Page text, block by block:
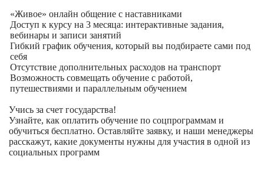
«Живое» онлайн общение с наставниками
Доступ к курсу на 3 месяца: интерактивные задания,
вебинары и записи занятий
Гибкий график обучения, который вы подбираете сами под
себя
Отсутствие дополнительных расходов на транспорт
Возможность совмещать обучение с работой,
путешествиями и параллельным обучением
Учись за счет государства!
Узнайте, как оплатить обучение по соцпрограммам и
обучиться бесплатно. Оставляйте заявку, и наши менеджеры
расскажут, какие документы нужны для участия в одной из
социальных программ